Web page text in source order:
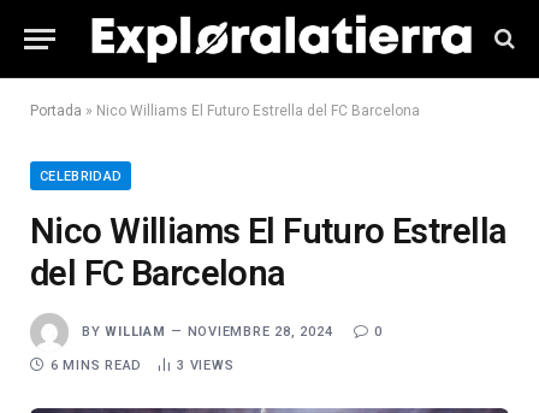
Portada » Nico Williams El Futuro Estrella del FC Barcelona
CELEBRIDAD
Nico Williams El Futuro Estrella
del FC Barcelona
BY WILLIAM NOVIEMBRE 28, 2024 0
6 MINS READ 3 VIEWS